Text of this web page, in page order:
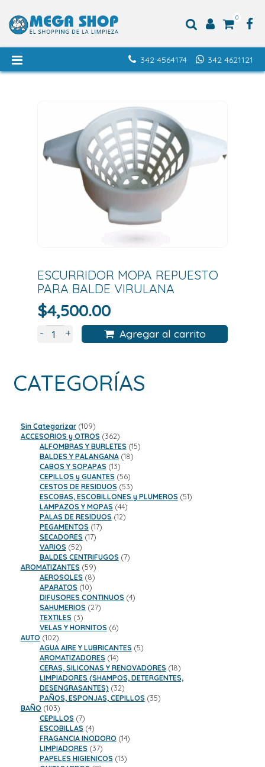
0
342 4621121
342 4564174
ESCURRIDOR MOPA REPUESTO
PARA BALDE VIRULANA
$4,500.00
- + Agregar al carrito
CATEGORÍAS
Sin Categorizar 109109
productos
ACCESORIOS y OTROS 362362
productos
ALFOMBRAS Y BURLETES 1515
BALDES Y PALANGANA 1818
CABOS Y SOPAPAS 1313
productos
CEPILLOS y GUANTES 5656
productos
CESTOS DE RESIDUOS 5353
productos
ESCOBAS, ESCOBILLONES y PLUMEROS 5151
LAMPAZOS Y MOPAS 4444
productos
PALAS DE RESIDUOS 1212
PEGAMENTOS 1717
SECADORES 1717
VARIOS 5252
productos
BALDES CENTRIFUGOS 77
AROMATIZANTES 5959
productos
AEROSOLES 88
productos
APARATOS 1010
productos
DIFUSORES CONTINUOS 44
SAHUMERIOS 2727
TEXTILES 33
productos
VELAS Y HORNITOS 66
AUTO 102102
productos
AGUA AIRE Y LUBRICANTES 55
AROMATIZADORES 1414
productos
CERAS, SILICONAS Y RENOVADORES 1818
productos
LIMPIADORES (SHAMPOS, DETERGENTES,
DESENGRASANTES) 3232
productos
PAÑOS, ESPONJAS, CEPILLOS 3535
BAÑO 103103
productos
CEPILLOS 77
productos
ESCOBILLAS 44
productos
FRAGANCIA INODORO 1414
LIMPIADORES 3737
productos
PAPELES HIGIENICOS 1313